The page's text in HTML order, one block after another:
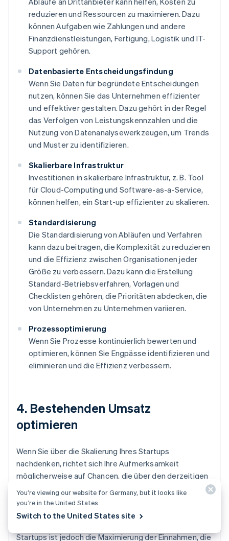
reduzieren und Ressourcen zu maximieren. Dazu
können Aufgaben wie Zahlungen und andere
Finanzdienstleistungen, Fertigung, Logistik und IT-
Support gehören.
Datenbasierte Entscheidungsfindung
Wenn Sie Daten für begründete Entscheidungen
nutzen, können Sie das Unternehmen effizienter
und effektiver gestalten. Dazu gehört in der Regel
das Verfolgen von Leistungskennzahlen und die
Nutzung von Datenanalysewerkzeugen, um Trends
und Muster zu identifizieren.
Skalierbare Infrastruktur
Investitionen in skalierbare Infrastruktur, z. B. Tool
für Cloud-Computing und Software-as-a-Service,
können helfen, ein Start-up effizienter zu skalieren.
Standardisierung
Die Standardisierung von Abläufen und Verfahren
kann dazu beitragen, die Komplexität zu reduzieren
und die Effizienz zwischen Organisationen jeder
Größe zu verbessern. Dazu kann die Erstellung
Standard-Betriebsverfahren, Vorlagen und
Checklisten gehören, die Prioritäten abdecken, die
von Unternehmen zu Unternehmen variieren.
Prozessoptimierung
Wenn Sie Prozesse kontinuierlich bewerten und
optimieren, können Sie Engpässe identifizieren und
eliminieren und die Effizienz verbessern.
4. Bestehenden Umsatz
optimieren
Wenn Sie über die Skalierung Ihres Startups
nachdenken, richtet sich Ihre Aufmerksamkeit
möglicherweise auf Chancen, die über den derzeitigen
Geschäftsbereich hinausgehen, wie beispielsweise
neue Einnahmequellen und die Expansion in
unerschlossene Märkte. Ein wesentlicher Bestandteil
Startups ist jedoch die Maximierung der Einnahmen, die
You’re viewing our website for Germany, but it looks like
you’re in the United States.
Switch to the United States site